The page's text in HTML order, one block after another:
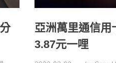
亞洲萬里通信用
3.87元一哩